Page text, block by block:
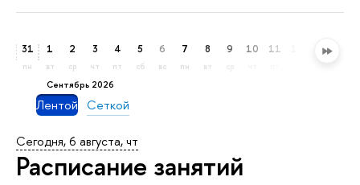
31
пн
сентябрь 2026
1
вт
2
ср
3
чт
4
пт
5
сб
6
вс
7
пн
8
вт
9 10 11 13
Лентой Сеткой
Сегодня, 6 августа, чт
Расписание занятий